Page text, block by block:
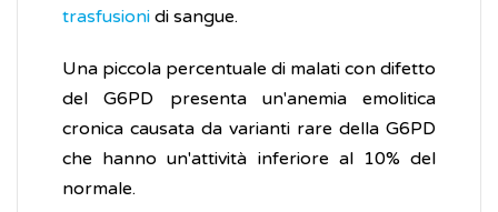
trasfusioni di sangue.
Una piccola percentuale di malati con difetto
del G6PD presenta un'anemia emolitica
cronica causata da varianti rare della G6PD
che hanno un'attività inferiore al 10% del
normale.